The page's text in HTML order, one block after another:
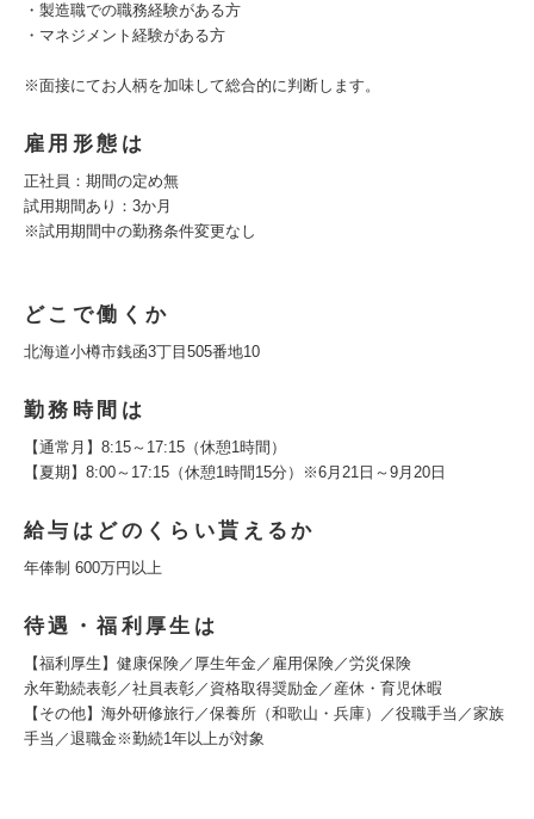
・製造職での職務経験がある方
・マネジメント経験がある方
※面接にてお人柄を加味して総合的に判断します。
雇用形態は
正社員：期間の定め無
試用期間あり：3か月
※試用期間中の勤務条件変更なし
どこで働くか
北海道小樽市銭函3丁目505番地10
勤務時間は
【通常月】8:15～17:15（休憩1時間）
【夏期】8:00～17:15（休憩1時間15分）※6月21日～9月20日
給与はどのくらい貰えるか
年俸制 600万円以上
待遇・福利厚生は
【福利厚生】健康保険／厚生年金／雇用保険／労災保険
永年勤続表彰／社員表彰／資格取得奨励金／産休・育児休暇
【その他】海外研修旅行／保養所（和歌山・兵庫）／役職手当／家族
手当／退職金※勤続1年以上が対象